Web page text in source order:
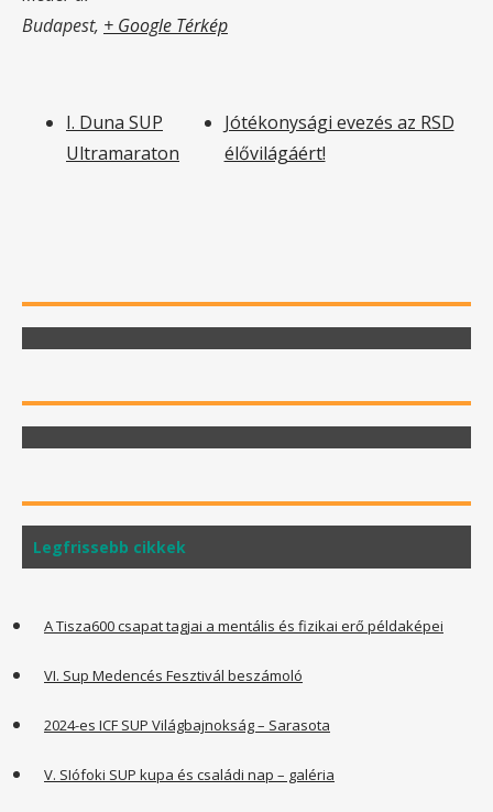
Budapest, + Google Térkép
I. Duna SUP
Ultramaraton
Jótékonysági evezés az RSD
élővilágáért!
Legfrissebb cikkek
A Tisza600 csapat tagjai a mentális és fizikai erő példaképei
VI. Sup Medencés Fesztivál beszámoló
2024-es ICF SUP Világbajnokság – Sarasota
V. SIófoki SUP kupa és családi nap – galéria